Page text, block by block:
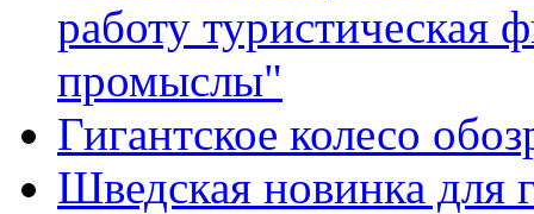
работу
промыслы"
Гигантское колесо
Шведская новинка для